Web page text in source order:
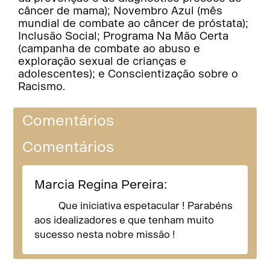
câncer de mama); Novembro Azul (mês
mundial de combate ao câncer de próstata);
Inclusão Social; Programa Na Mão Certa
(campanha de combate ao abuso e
exploração sexual de crianças e
adolescentes); e Conscientização sobre o
Racismo.
Comentários
Comentários
Marcia Regina Pereira:
Que iniciativa espetacular ! Parabéns
aos idealizadores e que tenham muito
sucesso nesta nobre missão !